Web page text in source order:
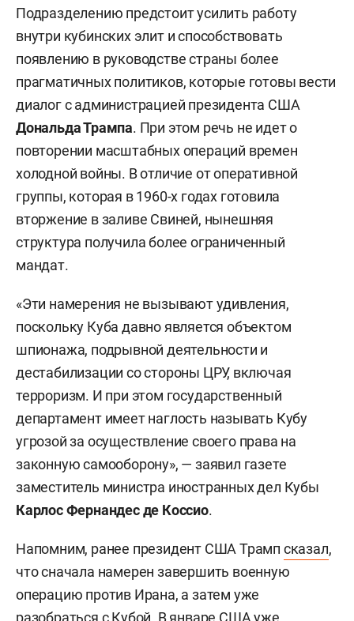
Подразделению предстоит усилить работу
внутри кубинских элит и способствовать
появлению в руководстве страны более
прагматичных политиков, которые готовы вести
диалог с администрацией президента США
Дональда Трампа. При этом речь не идет о
повторении масштабных операций времен
холодной войны. В отличие от оперативной
группы, которая в 1960-х годах готовила
вторжение в заливе Свиней, нынешняя
структура получила более ограниченный
мандат.
«Эти намерения не вызывают удивления,
поскольку Куба давно является объектом
шпионажа, подрывной деятельности и
дестабилизации со стороны ЦРУ, включая
терроризм. И при этом государственный
департамент имеет наглость называть Кубу
угрозой за осуществление своего права на
законную самооборону», — заявил газете
заместитель министра иностранных дел Кубы
Карлос Фернандес де Коссио.
Напомним, ранее президент США Трамп сказал,
что сначала намерен завершить военную
операцию против Ирана, а затем уже
разобраться с Кубой. В январе США уже